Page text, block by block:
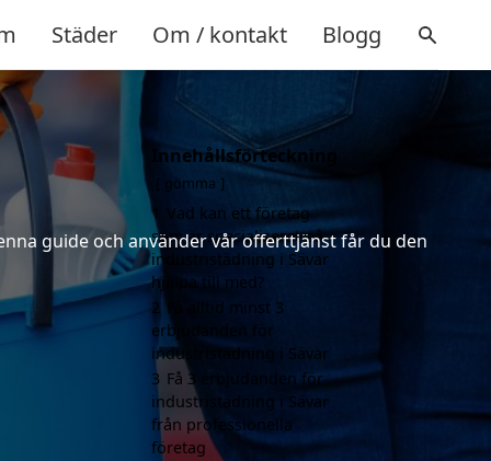
Städer Om / kontakt Blogg
guide och använder vår offerttjänst får du den
Innehållsförteckning
gömma
1 Vad kan ett företag
som är specialiserat på
industristädning i Sävar
hjälpa till med?
2 Få alltid minst 3
erbjudanden för
industristädning i Sävar
3 Få 3 erbjudanden för
industristädning i Sävar
från professionella
företag